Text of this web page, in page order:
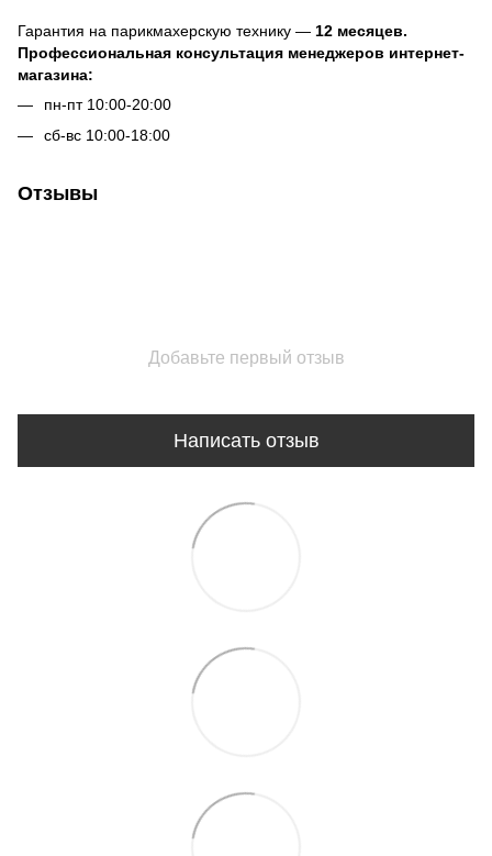
Гарантия на парикмахерскую технику — 12 месяцев.
Профессиональная консультация менеджеров интернет-
магазина:
пн-пт 10:00-20:00
сб-вс 10:00-18:00
Отзывы
Добавьте первый отзыв
Написать отзыв